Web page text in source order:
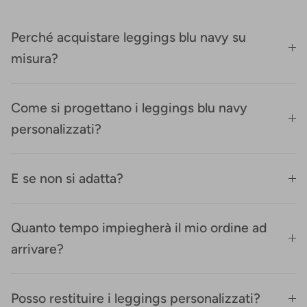
Perché acquistare leggings blu navy su
misura?
Come si progettano i leggings blu navy
personalizzati?
E se non si adatta?
Quanto tempo impiegherà il mio ordine ad
arrivare?
Posso restituire i leggings personalizzati?